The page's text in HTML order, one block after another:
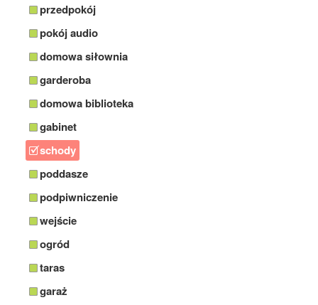
przedpokój
pokój audio
domowa siłownia
garderoba
domowa biblioteka
gabinet
schody
poddasze
podpiwniczenie
wejście
ogród
taras
garaż